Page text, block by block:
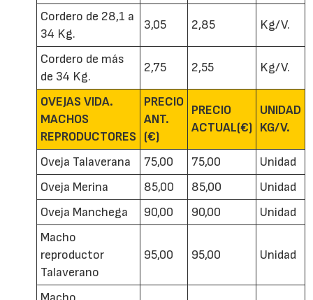
Cordero de 28,1 a
34 Kg.
3,05 2,85 Kg/V.
Cordero de más
de 34 Kg.
2,75 2,55 Kg/V.
OVEJAS VIDA.
MACHOS
REPRODUCTORES
PRECIO
ANT.
(€)
PRECIO
ACTUAL(€)
UNIDAD
KG/V.
Oveja Talaverana 75,00 75,00
Unidad
Oveja Merina
85,00 85,00
Unidad
Oveja Manchega
90,00 90,00
Unidad
Macho
reproductor
Talaverano
95,00 95,00 Unidad